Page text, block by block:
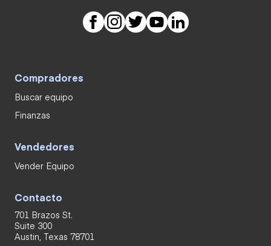
Compradores
Buscar equipo
Finanzas
Vendedores
Vender Equipo
Contacto
701 Brazos St.
Suite 300
Austin, Texas 78701